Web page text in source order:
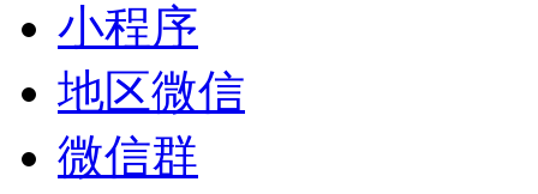
小程序
地区微信
微信群